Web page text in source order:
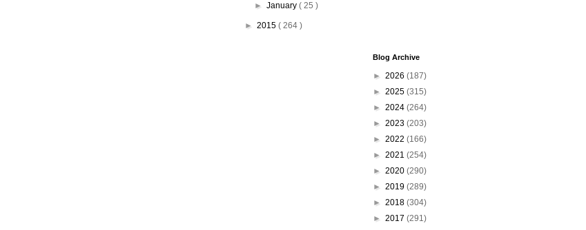
► January ( 25 )
► 2015 ( 264 )
Blog Archive
► 2026 (187)
► 2025 (315)
► 2024 (264)
► 2023 (203)
► 2022 (166)
► 2021 (254)
► 2020 (290)
► 2019 (289)
► 2018 (304)
► 2017 (291)